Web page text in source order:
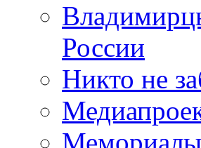
России
Никто не